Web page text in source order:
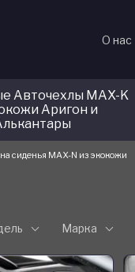
О нас
Авточехлы MAX-K
Аригон и
сиденья MAX-N из экокожи
Марка